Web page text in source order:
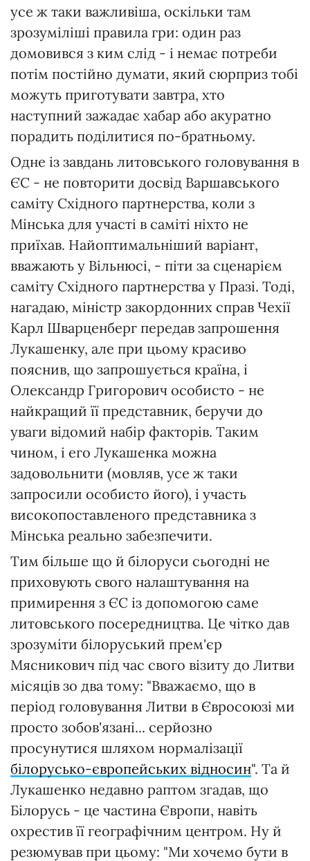
усе ж таки важливіша, оскільки там
зрозуміліші правила гри: один раз
домовився з ким слід - і немає потреби
потім постійно думати, який сюрприз тобі
можуть приготувати завтра, хто
наступний зажадає хабар або акуратно
порадить поділитися по-братньому.
Одне із завдань литовського головування в
ЄС - не повторити досвід Варшавського
саміту Східного партнерства, коли з
Мінська для участі в саміті ніхто не
приїхав. Найоптимальніший варіант,
вважають у Вільнюсі, - піти за сценарієм
саміту Східного партнерства у Празі. Тоді,
нагадаю, міністр закордонних справ Чехії
Карл Шварценберг передав запрошення
Лукашенку, але при цьому красиво
пояснив, що запрошується країна, і
Олександр Григорович особисто - не
найкращий її представник, беручи до
уваги відомий набір факторів. Таким
чином, і его Лукашенка можна
задовольнити (мовляв, усе ж таки
запросили особисто його), і участь
високопоставленого представника з
Мінська реально забезпечити.
Тим більше що й білоруси сьогодні не
приховують свого налаштування на
примирення з ЄС із допомогою саме
литовського посередництва. Це чітко дав
зрозуміти білоруський прем'єр
Мясникович під час свого візиту до Литви
місяців зо два тому: "Вважаємо, що в
період головування Литви в Євросоюзі ми
просто зобов'язані... серйозно
просунутися шляхом нормалізації
білорусько-європейських відносин". Та й
Лукашенко недавно раптом згадав, що
Білорусь - це частина Європи, навіть
охрестив її географічним центром. Ну й
резюмував при цьому: "Ми хочемо бути в